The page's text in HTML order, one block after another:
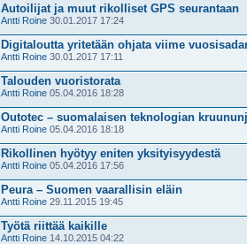
Autoilijat ja muut rikolliset GPS seurantaan
Antti Roine 30.01.2017 17:24
Digitaloutta yritetään ohjata viime
Antti Roine 30.01.2017 17:11
Talouden vuoristorata
Antti Roine 05.04.2016 18:28
Outotec – suomalaisen teknologian
Antti Roine 05.04.2016 18:18
Rikollinen hyötyy eniten yksityisyydestä
Antti Roine 05.04.2016 17:56
Peura – Suomen vaarallisin eläin
Antti Roine 29.11.2015 19:45
Työtä riittää kaikille
Antti Roine 14.10.2015 04:22